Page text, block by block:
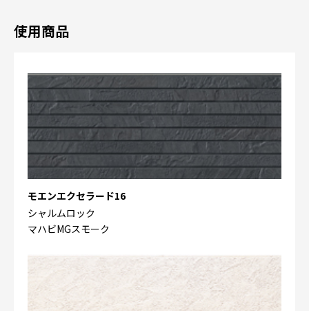
使用商品
モエンエクセラード16
シャルムロック
マハビMGスモーク